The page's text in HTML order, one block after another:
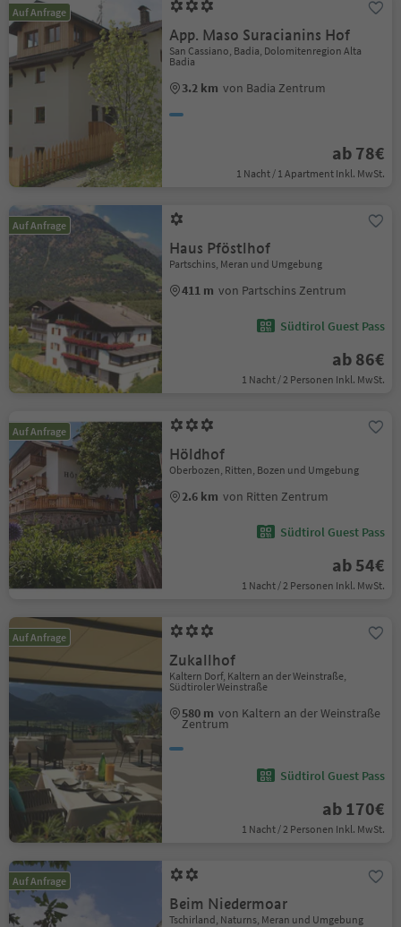
Auf Anfrage
App. Maso Suracianins Hof
San Cassiano, Badia, Dolomitenregion Alta
Badia
3.2 km von Badia Zentrum
ab 78€
1 Nacht / 1 Apartment Inkl. MwSt.
Auf Anfrage
Haus Pföstlhof
Partschins, Meran und Umgebung
411 m von Partschins Zentrum
Südtirol Guest Pass
ab 86€
1 Nacht / 2 Personen Inkl. MwSt.
Auf Anfrage
Höldhof
Oberbozen, Ritten, Bozen und Umgebung
2.6 km von Ritten Zentrum
Südtirol Guest Pass
ab 54€
1 Nacht / 2 Personen Inkl. MwSt.
Auf Anfrage
Zukallhof
Kaltern Dorf, Kaltern an der Weinstraße,
Südtiroler Weinstraße
580 m von Kaltern an der Weinstraße
Zentrum
Südtirol Guest Pass
ab 170€
1 Nacht / 2 Personen Inkl. MwSt.
Auf Anfrage
Beim Niedermoar
Tschirland, Naturns, Meran und Umgebung